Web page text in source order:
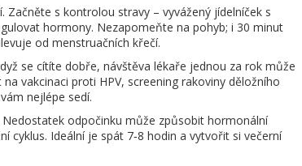
Začněte s kontrolou stravy – vyvážený jídelníček s
hormony. Nezapomeňte na pohyb; i 30 minut
od menstruačních křečí.
se cítíte dobře, návštěva lékaře jednou za rok může
vakcinaci proti HPV, screening rakoviny děložního
nejlépe sedí.
odpočinku může způsobit hormonální
cyklus. Ideální je spát 7‑8 hodin a vytvořit si večerní